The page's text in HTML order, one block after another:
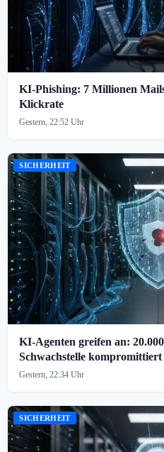
KI-Phishing: 7 Millionen
Klickrate
Gestern, 22:52 Uhr
SICHERHEIT
KI-Agenten greifen an:
Schwachstelle kompromittiert
Gestern, 22:34 Uhr
SICHERHEIT